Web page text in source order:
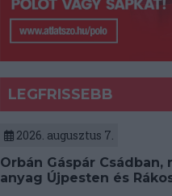
LEGFRISSEBB
2026. augusztus 7.
Orbán Gáspár Csádban,
anyag Újpesten és